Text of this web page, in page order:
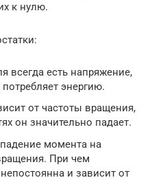
к нулю.
всегда есть напряжение,
энергию.
от частоты вращения,
он значительно падает.
момента на
При чем
и зависит от